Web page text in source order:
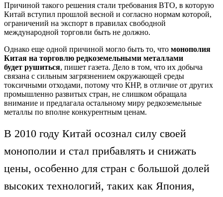
Причиной такого решения стали требования ВТО, в которую
Китай вступил прошлой весной и согласно нормам которой,
ограничений на экспорт в правилах свободной
международной торговли быть не должно.
Однако еще одной причиной могло быть то, что монополия
Китая на торговлю редкоземельными металлами
будет рушиться, пишет газета. Дело в том, что их добыча
связана с сильным загрязнением окружающей среды
токсичными отходами, потому что КНР, в отличие от других
промышленно развитых стран, не слишком обращала
внимание и предлагала остальному миру редкоземельные
металлы по вполне конкурентным ценам.
В 2010 году Китай осознал силу своей
монополии и стал прибавлять и снижать
цены, особенно для стран с большой долей
высоких технологий, таких как Япония,